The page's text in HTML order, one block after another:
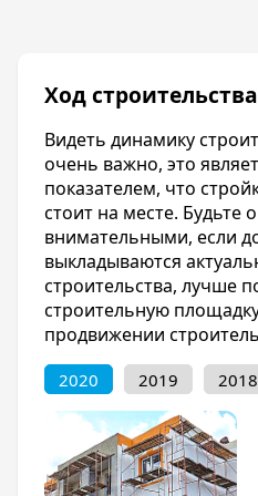
экзотические
этаже.
В нашем Итальянском
реально воплотить
семейном гнездышке. А
ценное в жизни
Итальянская семья —
известная в мире.
«Италия» раскинулся
При проектировании
использоваться не
примеры европейских
жителей «Европеи»,
детей и
развитии и
на границе с ЖР
примыкает к Гранд-
Ход строительства
Видеть динамику
очень важно, это
показателем, что
стоит на месте. Будьте
внимательными, если
выкладываются
строительства, лучше
строительную
продвижении
2020 2019 2018